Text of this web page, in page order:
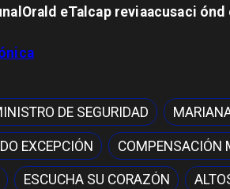
eTalcap reviaacusaci
DE SEGURIDAD
EXCEPCIÓN COMPENSACIÓN
ESCUCHA SU CORAZÓN